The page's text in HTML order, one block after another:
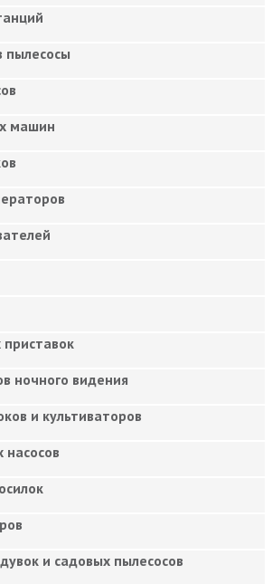
пылесосы
машин
ночного видения
и культиваторов
и садовых пылесосов